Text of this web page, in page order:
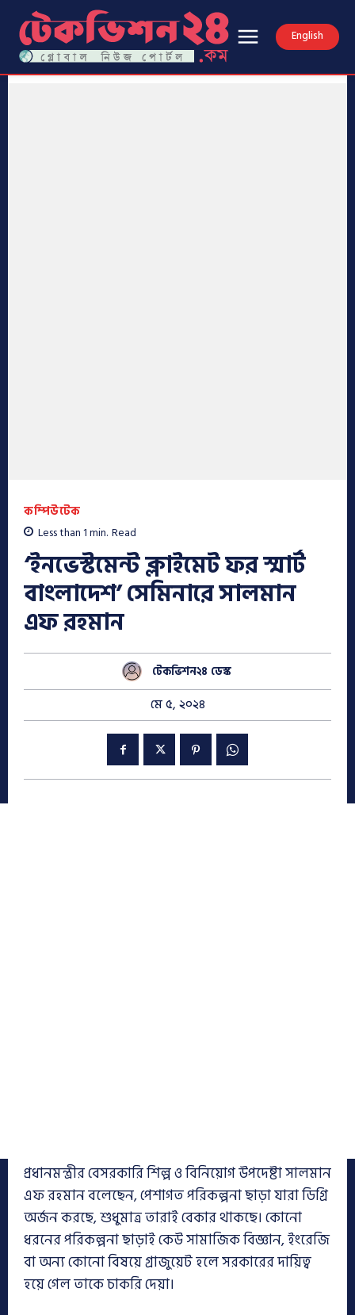
English
কম্পিউটেক
Less than 1min. Read
‘ইনভেস্টমেন্ট ক্লাইমেট ফর স্মার্ট
বাংলাদেশ’ সেমিনারে সালমান
এফ রহমান
টেকভিশন২৪ ডেস্ক
মে ৫, ২০২৪
প্রধানমন্ত্রীর বেসরকারি শিল্প ও বিনিয়োগ উপদেষ্টা সালমান
এফ রহমান বলেছেন, পেশাগত পরিকল্পনা ছাড়া যারা ডিগ্রি
অর্জন করছে, শুধুমাত্র তারাই বেকার থাকছে। কোনো
ধরনের পরিকল্পনা ছাড়াই কেউ সামাজিক বিজ্ঞান, ইংরেজি
বা অন্য কোনো বিষয়ে গ্রাজুয়েট হলে সরকারের দায়িত্ব
হয়ে গেল তাকে চাকরি দেয়া।